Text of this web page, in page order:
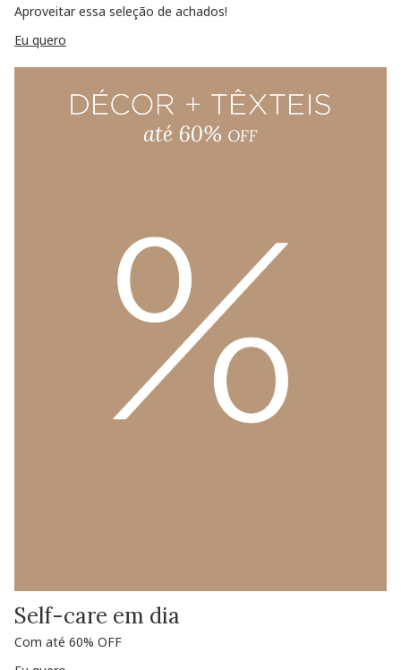
Aproveitar essa seleção de achados!
Eu quero
Self-care em dia
Com até 60% OFF